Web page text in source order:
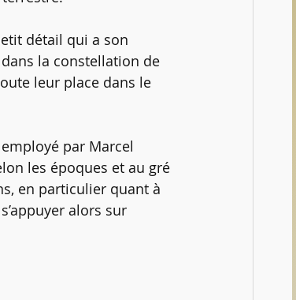
détail qui a son
la constellation de
leur place dans le
par Marcel
les époques et au gré
en particulier quant à
alors sur